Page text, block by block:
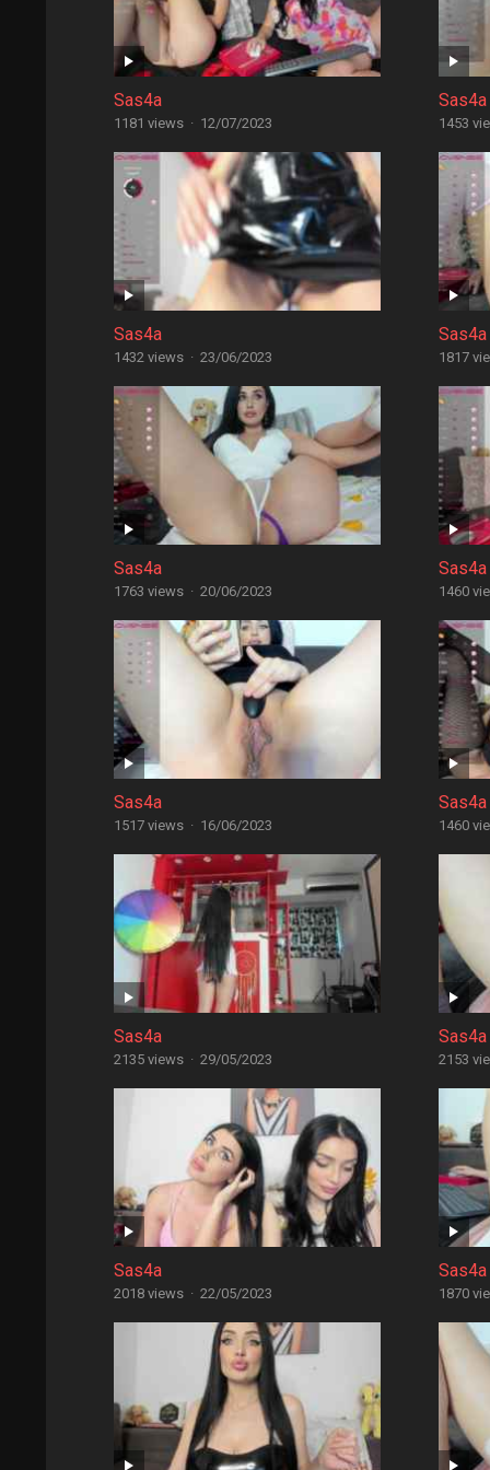
Sas4a
1181 views · 12/07/2023
Sas4a
1453
Sas4a
1432 views · 23/06/2023
Sas4a
1817
Sas4a
1763 views · 20/06/2023
Sas4a
1460
Sas4a
1517 views · 16/06/2023
Sas4a
1460
Sas4a
2135 views · 29/05/2023
Sas4a
2153
Sas4a
2018 views · 22/05/2023
Sas4a
1870